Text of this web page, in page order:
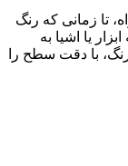
تا زمانی که رنگ
یا اشیا به
با دقت سطح را